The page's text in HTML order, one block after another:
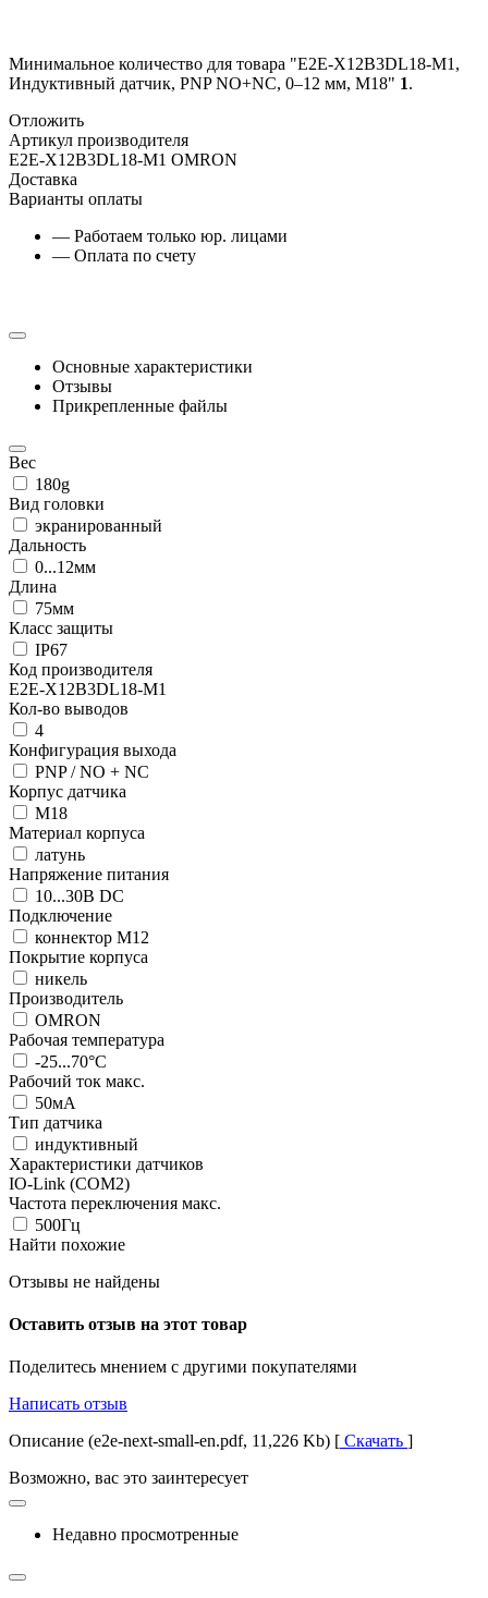
Минимальное количество для товара "E2E-X12B3DL18-M1,
Индуктивный датчик, PNP NO+NC, 0–12 мм, М18" 1.
Отложить
Артикул производителя
E2E-X12B3DL18-M1 OMRON
Доставка
Варианты оплаты
— Работаем только юр. лицами
— Оплата по счету
Основные характеристики
Отзывы
Прикрепленные файлы
Вес
180g
Вид головки
экранированный
Дальность
0...12мм
Длина
75мм
Класс защиты
IP67
Код производителя
E2E-X12B3DL18-M1
Кол-во выводов
4
Конфигурация выхода
PNP / NO + NC
Корпус датчика
М18
Материал корпуса
латунь
Напряжение питания
10...30В DC
Подключение
коннектор M12
Покрытие корпуса
никель
Производитель
OMRON
Рабочая температура
-25...70°C
Рабочий ток макс.
50мА
Тип датчика
индуктивный
Характеристики датчиков
IO-Link (COM2)
Частота переключения макс.
500Гц
Найти похожие
Отзывы не найдены
Оставить отзыв на этот товар
Поделитесь мнением с другими покупателями
Написать отзыв
Описание (e2e-next-small-en.pdf, 11,226 Kb) [ Скачать ]
Возможно, вас это заинтересует
Недавно просмотренные